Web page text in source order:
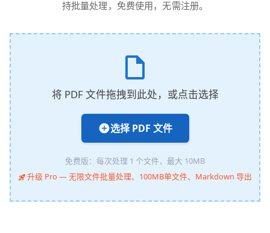
持批量处理，免费使用，无需注册。
将 PDF 文件拖拽到此处，或点击选择
选择 PDF 文件
免费版：每次处理 1 个文件，最大 10MB
升级 Pro — 无限文件批量处理、100MB单文件、Markdown 导出